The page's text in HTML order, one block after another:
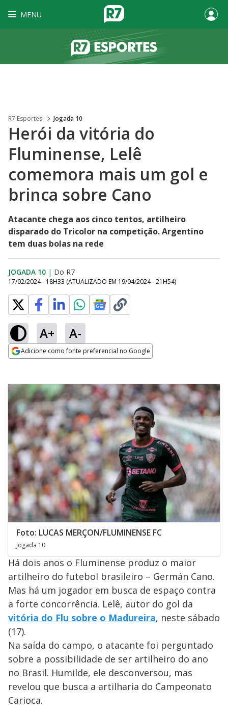
MENU
R7 Esportes Jogada 10
Herói da vitória do
Fluminense, Lelê
comemora mais um gol e
brinca sobre Cano
Atacante chega aos cinco tentos, artilheiro
disparado do Tricolor na competição. Argentino
tem duas bolas na rede
JOGADA 10 | Do R7
17/02/2024 - 18H33 (ATUALIZADO EM 19/04/2024 - 21H54)
A+ A-
Adicione como fonte preferencial no Google
Foto: LUCAS MERÇON/FLUMINENSE FC
Jogada 10
Há dois anos o Fluminense produz o maior
artilheiro do futebol brasileiro – Germán Cano.
Mas há um jogador em busca de espaço contra
a forte concorrência. Lelê, autor do gol da
vitória do Flu sobre o Madureira, neste sábado
(17).
Na saída do campo, o atacante foi perguntado
sobre a possibilidade de ser artilheiro do ano
no Brasil. Humilde, ele desconversou, mas
revelou que busca a artilharia do Campeonato
Carioca.